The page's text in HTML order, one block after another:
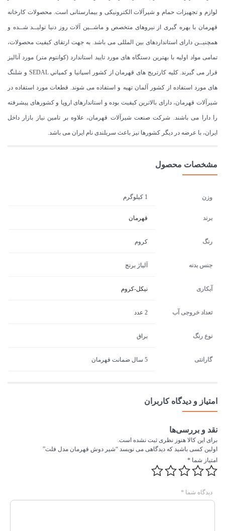
لوازم و تجهیزات حمام و شیرآلات الکترونیکی و بیمارستانی است. محصولات کارخانه
قهرمان با بهره گیری از نیروهای متخصص و ماشــین آلات روز دنیا تولیــد شــده و
همچنیــن دارای استانداردهای بین المللی می باشد. به جهت ارتقای کیفیت محصولات،
تمامی مواد اولیه با بهترین دستگاه های مورد تایید استاندارد (كوانتوم متر) مورد آنالیز
قرار می گیرند. كليه كارتريج های قهرمان از كشور اسپانيا و كمپاني SEDAL و شلنگ
های مورد استفاده از کشور آلمان تهیه و استفاده می شوند. قطعات مورد استفاده در
شیرآلات قهرمان، دارای بالاترین کیفیت بوده و استاندارهای اروپا و کشورهای پیشرفته
را دارا می باشند. شرکت صنعت شیرآلات قهرمان، علاوه بر تامین نیاز بازار داخل
ایران، با عرضه در دیگر کشورها نیز باعث سربلندی نام ایران می باشد.
مشخصات محصول
وزن 1 کیلوگرم
برند قهرمان
رنگ کروم
جنس بدنه آلیاژ برنج
آبکاری نیکل-کروم
تعداد خروجی آب 2 عدد
نوع رنگ براق
گارانتی 5 سال ضمانت قهرمان
امتیاز و دیدگاه کاربران
نقد و بررسی‌ها
برای این کالا هنوز نظری ثبت نشده است.
اولین کسی باشید که دیدگاهی می نویسد “شیر دوش قهرمان مدل فلت”
امتیاز شما *
دیدگاه شما *